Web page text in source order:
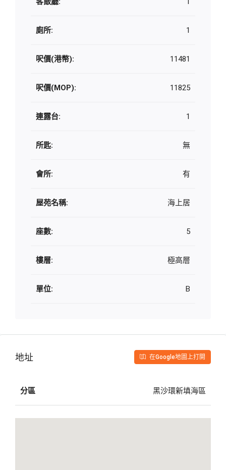
廁所: 1
呎價(港幣): 11481
呎價(MOP): 11825
連露台: 1
所匙: 無
會所: 有
屋苑名稱: 海上居
座數: 5
樓層: 極高層
單位: B
地址 在Google地圖上打開
分區 黑沙環新填海區